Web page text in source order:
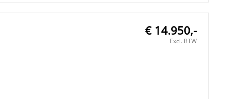
€ 14.950,-
Excl. BTW